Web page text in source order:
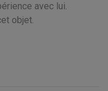
avec lui.
objet.